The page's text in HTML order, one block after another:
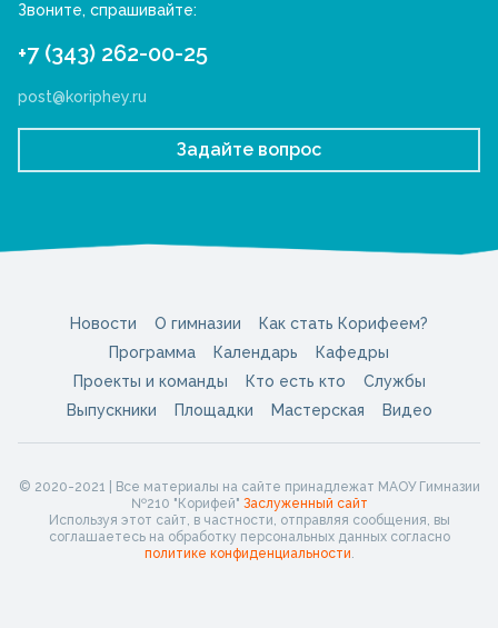
Звоните, спрашивайте:
+7 (343) 262-00-25
post@koriphey.ru
Задайте вопрос
Новости О гимназии
Как стать Корифеем?
Программа
Календарь
Кафедры
Проекты и команды
Кто есть кто
Службы
Выпускники
Площадки Мастерская Видео
© 2020-2021 | Все материалы на сайте принадлежат МАОУ Гимназии
№210 "Корифей" Заслуженный сайт
Используя этот сайт, в частности, отправляя сообщения, вы
соглашаетесь на обработку персональных данных согласно
политике конфиденциальности.